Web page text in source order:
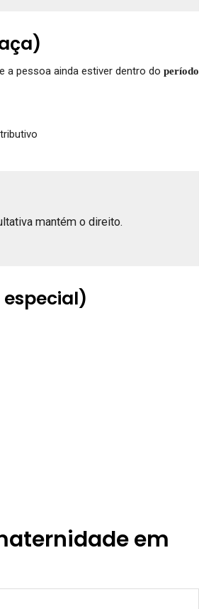
a pessoa ainda estiver dentro do período
mantém o direito.
em